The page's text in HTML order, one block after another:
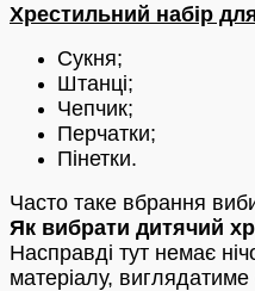
Хрестильний набір
Сукня;
Штанці;
Чепчик;
Перчатки;
Пінетки.
Часто таке вбрання
Як вибрати дитячий
Насправді тут немає
матеріалу,